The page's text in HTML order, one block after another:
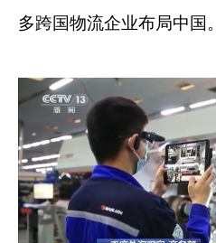
多跨国物流企业布局中国。